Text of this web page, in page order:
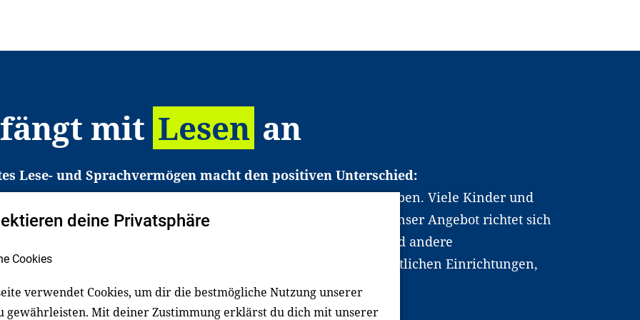
mit Lesen an
Lese- und Sprachvermögen macht den positiven Unterschied:
den Zugang zu Bildung und einem erfolgreichen Berufsleben. Viele Kinder und
in Deutschland haben aber große Schwierigkeiten dabei. Unser Angebot richtet sich
gezielt an Familien sowie an Erzieher*innen, Lehrer*innen und andere
Dafür arbeiten wir eng mit Ministerien, wissenschaftlichen Einrichtungen,
Unternehmen und anderen Stiftungen zusammen.
deine Privatsphäre
Cookies
verwendet Cookies, um dir die bestmögliche Nutzung unserer
gewährleisten. Mit deiner Zustimmung erklärst du dich mit unserer